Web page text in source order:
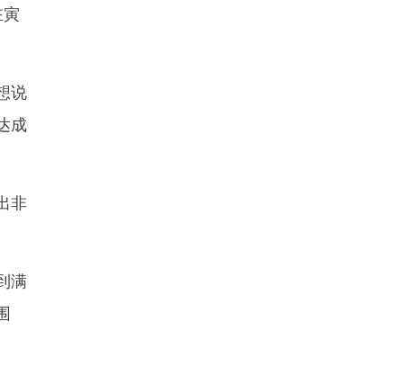
说
成
非
满